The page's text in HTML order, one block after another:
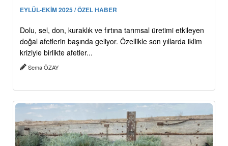
EYLÜL-EKİM 2025 / ÖZEL HABER
Dolu, sel, don, kuraklık ve fırtına tarımsal üretimi etkileyen
doğal afetlerin başında geliyor. Özellikle son yıllarda iklim
kriziyle birlikte afetler...
Sema ÖZAY